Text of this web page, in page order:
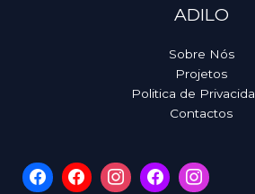
ADILO
Sobre Nós
Projetos
Politica de
Contactos